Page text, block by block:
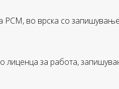
РСМ, во врска со
лиценца за работа,